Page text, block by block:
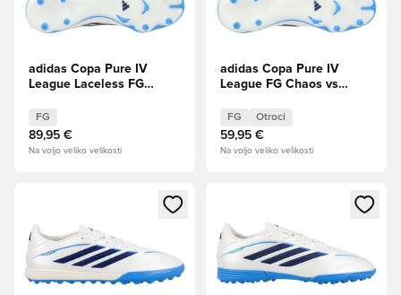
adidas Copa Pure IV
League Laceless FG
FG
89,95 €
Na voljo veliko velikosti
adidas Copa Pure IV
League FG Chaos vs
FG Otroci
59,95 €
Na voljo veliko velikosti
Odpre Modal za prijavo ali vpis kot članOdpre Modal za prijavo ali